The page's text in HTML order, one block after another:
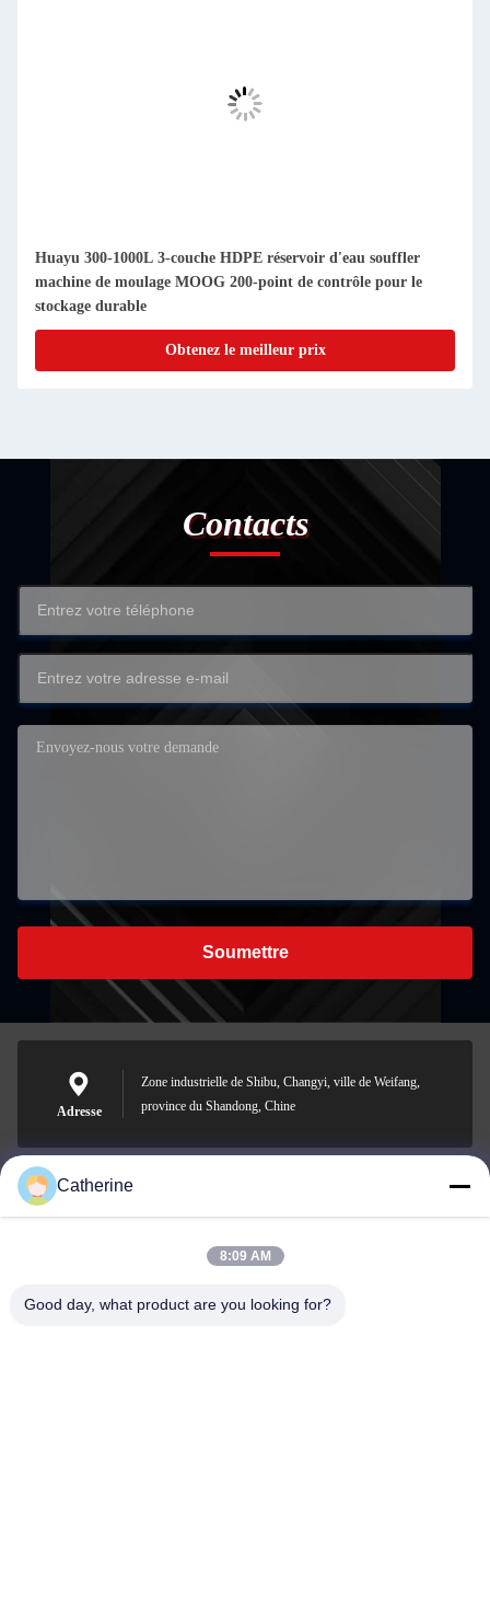
Huayu 300-1000L 3-couche HDPE réservoir d'eau souffler
machine de moulage MOOG 200-point de contrôle pour le
stockage durable
Obtenez le meilleur prix
Contacts
Soumettre
Adresse
Zone industrielle de Shibu, Changyi, ville de Weifang,
province du Shandong, Chine
padraic@huayumachine.cn
Catherine
8:09 AM
Good day, what product are you looking for?